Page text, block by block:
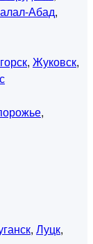
Абад,
, Жуковск,
,
, Луцк,